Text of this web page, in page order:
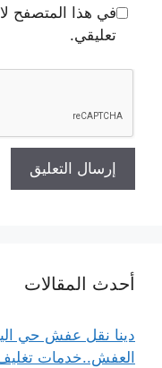
في هذا المتصفح
تعليقي.
أحدث المقالات
العفش..خدمات